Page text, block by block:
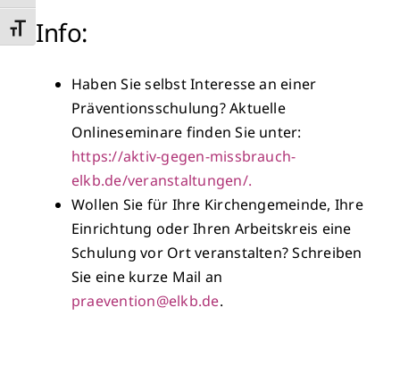
Schrift vergrößern
Info:
Haben Sie selbst Interesse an einer
Präventionsschulung? Aktuelle
Onlineseminare finden Sie unter:
https://aktiv-gegen-missbrauch-
elkb.de/veranstaltungen/.
Wollen Sie für Ihre Kirchengemeinde, Ihre
Einrichtung oder Ihren Arbeitskreis eine
Schulung vor Ort veranstalten? Schreiben
Sie eine kurze Mail an
praevention@elkb.de.